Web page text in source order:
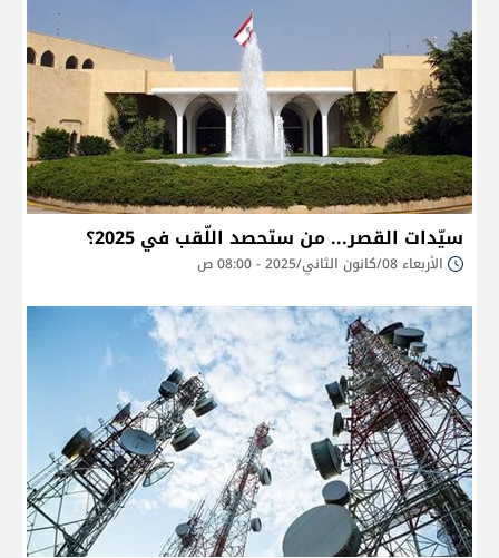
سيّدات القصر... من ستحصد اللّقب في 2025؟
الأربعاء 08/كانون الثاني/2025 - 08:00 ص